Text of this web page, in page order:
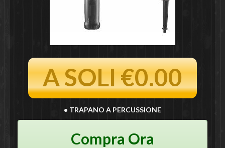
A SOLI €0.00
• TRAPANO A PERCUSSIONE
Compra Ora